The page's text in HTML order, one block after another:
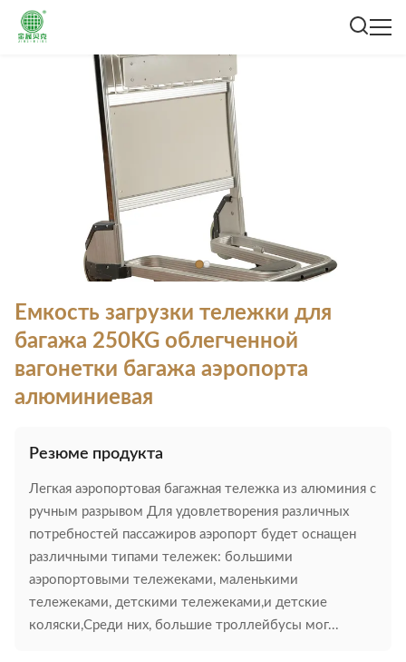
Емкость загрузки тележки для
багажа 250KG облегченной
вагонетки багажа аэропорта
алюминиевая
Резюме продукта
Легкая аэропортовая багажная тележка из алюминия с
ручным разрывом Для удовлетворения различных
потребностей пассажиров аэропорт будет оснащен
различными типами тележек: большими
аэропортовыми тележеками, маленькими
тележеками, детскими тележеками,и детские
коляски,Среди них, большие троллейбусы мог...